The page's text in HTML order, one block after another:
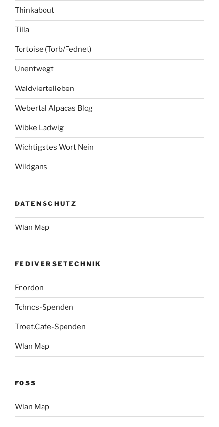
Thinkabout
Tilla
Tortoise (Torb/Fednet)
Unentwegt
Waldviertelleben
Webertal Alpacas Blog
Wibke Ladwig
Wichtigstes Wort Nein
Wildgans
DATENSCHUTZ
Wlan Map
FEDIVERSETECHNIK
Fnordon
Tchncs-Spenden
Troet.Cafe-Spenden
Wlan Map
FOSS
Wlan Map